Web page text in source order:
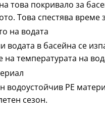
това покривало за
Това спестява
на водата
водата в басейна се
на температурата на
водоустойчив PE
сезон.